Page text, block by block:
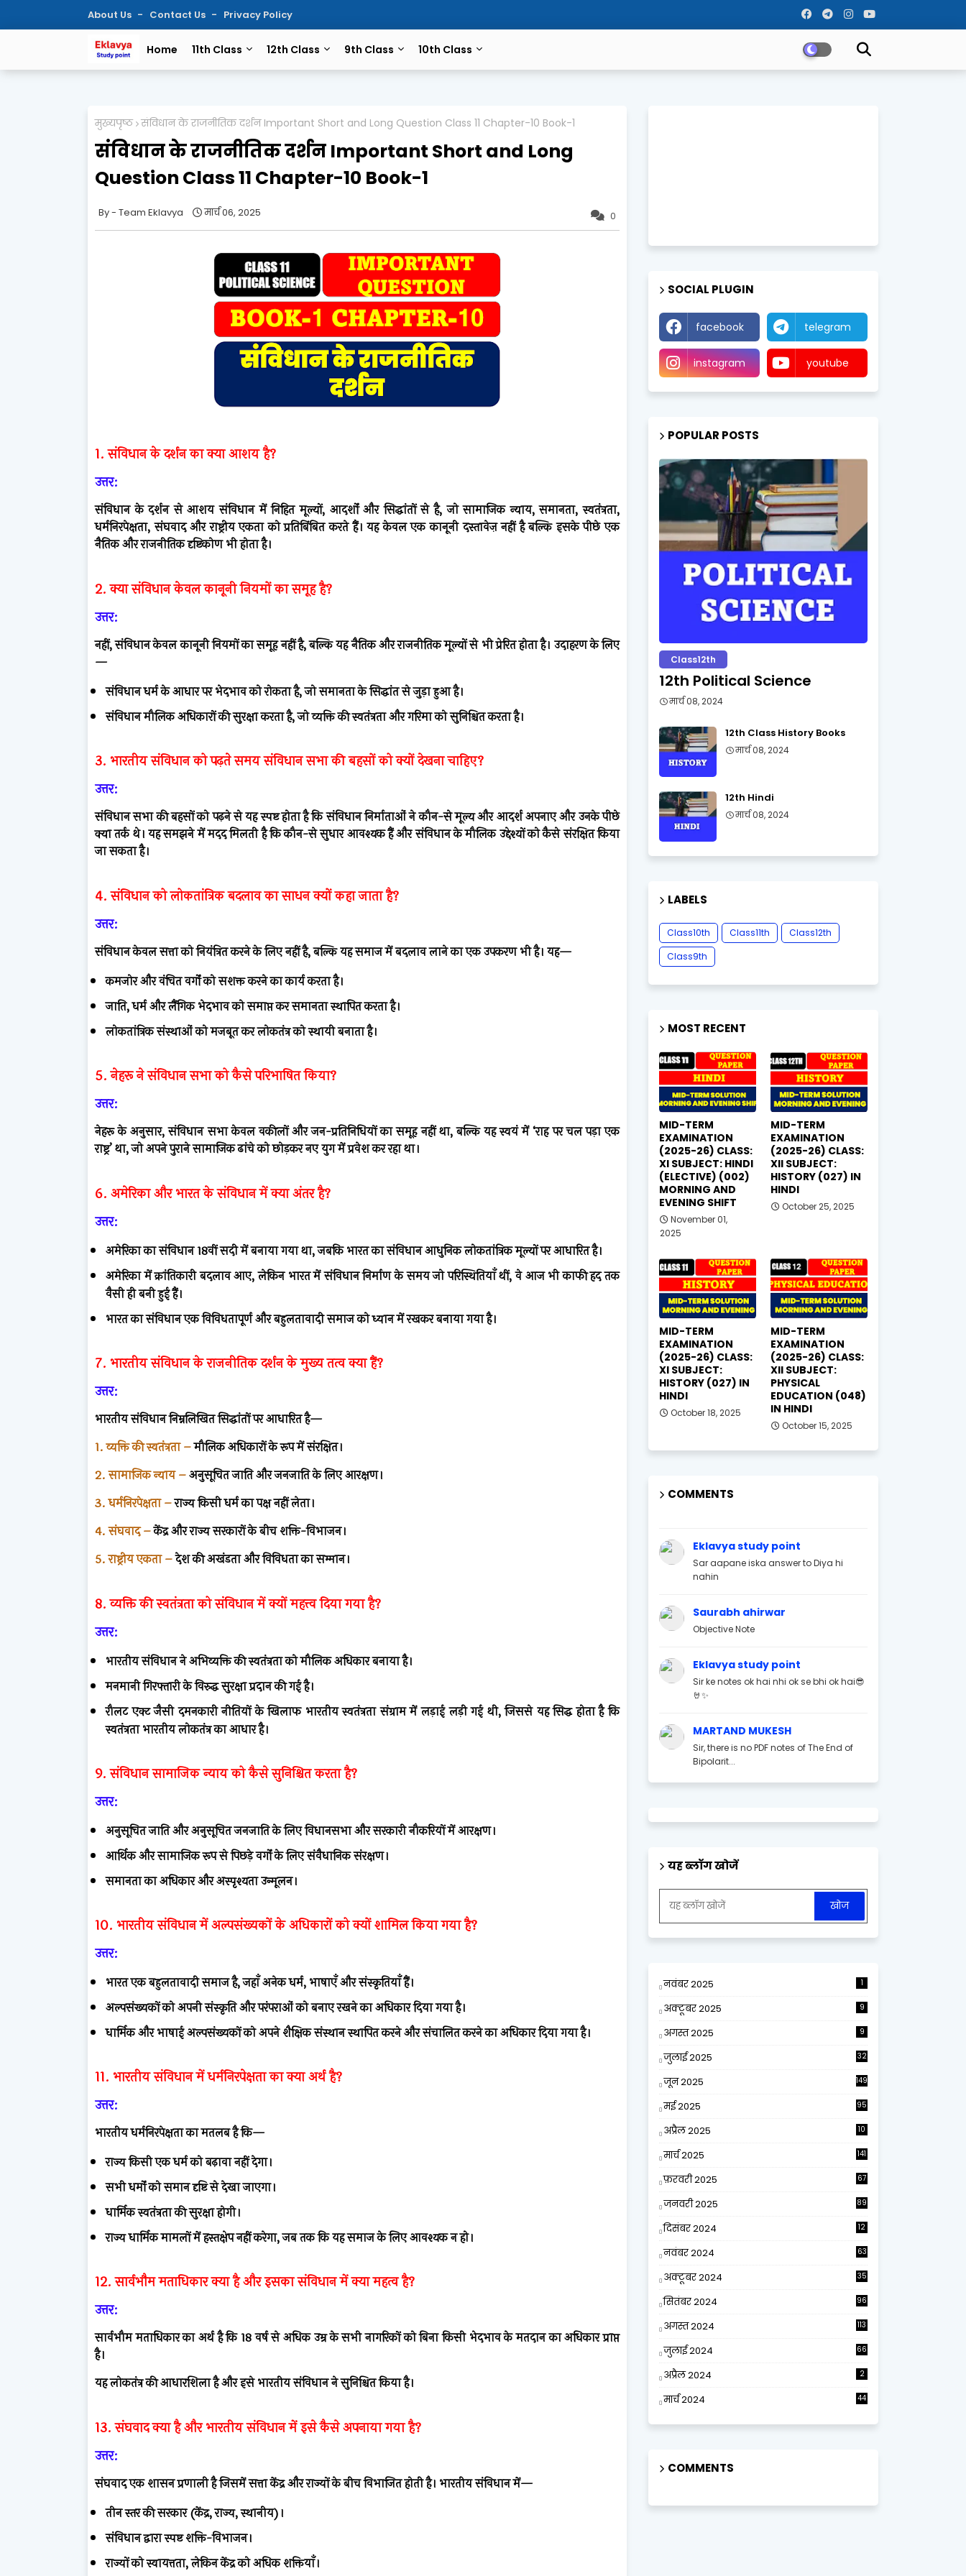
About Us Contact Us Privacy Policy
Home 11th Class 12th Class 9th Class 10th Class
मुख्यपृष्ठ संविधान के राजनीतिक दर्शन Important Short and Long Question Class 11 Chapter-10 Book-1
संविधान के राजनीतिक दर्शन Important Short and Long
Question Class 11 Chapter-10 Book-1
0
Team Eklavya मार्च 06, 2025
1. संविधान के दर्शन का क्या आशय है?
उत्तर:
संविधान के दर्शन से आशय संविधान में निहित मूल्यों, आदर्शों और सिद्धांतों से है, जो सामाजिक न्याय, समानता, स्वतंत्रता,
धर्मनिरपेक्षता, संघवाद और राष्ट्रीय एकता को प्रतिबिंबित करते हैं। यह केवल एक कानूनी दस्तावेज़ नहीं है बल्कि इसके पीछे एक
नैतिक और राजनीतिक दृष्टिकोण भी होता है।
2. क्या संविधान केवल कानूनी नियमों का समूह है?
उत्तर:
नहीं, संविधान केवल कानूनी नियमों का समूह नहीं है, बल्कि यह नैतिक और राजनीतिक मूल्यों से भी प्रेरित होता है। उदाहरण के लिए
—
संविधान धर्म के आधार पर भेदभाव को रोकता है, जो समानता के सिद्धांत से जुड़ा हुआ है।
संविधान मौलिक अधिकारों की सुरक्षा करता है, जो व्यक्ति की स्वतंत्रता और गरिमा को सुनिश्चित करता है।
3. भारतीय संविधान को पढ़ते समय संविधान सभा की बहसों को क्यों देखना चाहिए?
उत्तर:
संविधान सभा की बहसों को पढ़ने से यह स्पष्ट होता है कि संविधान निर्माताओं ने कौन-से मूल्य और आदर्श अपनाए और उनके पीछे
क्या तर्क थे। यह समझने में मदद मिलती है कि कौन-से सुधार आवश्यक हैं और संविधान के मौलिक उद्देश्यों को कैसे संरक्षित किया
जा सकता है।
4. संविधान को लोकतांत्रिक बदलाव का साधन क्यों कहा जाता है?
उत्तर:
संविधान केवल सत्ता को नियंत्रित करने के लिए नहीं है, बल्कि यह समाज में बदलाव लाने का एक उपकरण भी है। यह—
कमजोर और वंचित वर्गों को सशक्त करने का कार्य करता है।
जाति, धर्म और लैंगिक भेदभाव को समाप्त कर समानता स्थापित करता है।
लोकतांत्रिक संस्थाओं को मजबूत कर लोकतंत्र को स्थायी बनाता है।
5. नेहरू ने संविधान सभा को कैसे परिभाषित किया?
उत्तर:
नेहरू के अनुसार, संविधान सभा केवल वकीलों और जन-प्रतिनिधियों का समूह नहीं था, बल्कि यह स्वयं में ‘राह पर चल पड़ा एक
राष्ट्र’ था, जो अपने पुराने सामाजिक ढांचे को छोड़कर नए युग में प्रवेश कर रहा था।
6. अमेरिका और भारत के संविधान में क्या अंतर है?
उत्तर:
अमेरिका का संविधान 18वीं सदी में बनाया गया था, जबकि भारत का संविधान आधुनिक लोकतांत्रिक मूल्यों पर आधारित है।
अमेरिका में क्रांतिकारी बदलाव आए, लेकिन भारत में संविधान निर्माण के समय जो परिस्थितियाँ थीं, वे आज भी काफी हद तक
वैसी ही बनी हुई हैं।
भारत का संविधान एक विविधतापूर्ण और बहुलतावादी समाज को ध्यान में रखकर बनाया गया है।
7. भारतीय संविधान के राजनीतिक दर्शन के मुख्य तत्व क्या हैं?
उत्तर:
भारतीय संविधान निम्नलिखित सिद्धांतों पर आधारित है—
1. व्यक्ति की स्वतंत्रता –मौलिक अधिकारों के रूप में संरक्षित।
2. सामाजिक न्याय –अनुसूचित जाति और जनजाति के लिए आरक्षण।
3. धर्मनिरपेक्षता –राज्य किसी धर्म का पक्ष नहीं लेता।
4. संघवाद –केंद्र और राज्य सरकारों के बीच शक्ति-विभाजन।
5. राष्ट्रीय एकता –देश की अखंडता और विविधता का सम्मान।
8. व्यक्ति की स्वतंत्रता को संविधान में क्यों महत्त्व दिया गया है?
उत्तर:
भारतीय संविधान ने अभिव्यक्ति की स्वतंत्रता को मौलिक अधिकार बनाया है।
मनमानी गिरफ्तारी के विरुद्ध सुरक्षा प्रदान की गई है।
रौलट एक्ट जैसी दमनकारी नीतियों के खिलाफ भारतीय स्वतंत्रता संग्राम में लड़ाई लड़ी गई थी, जिससे यह सिद्ध होता है कि
स्वतंत्रता भारतीय लोकतंत्र का आधार है।
9. संविधान सामाजिक न्याय को कैसे सुनिश्चित करता है?
उत्तर:
अनुसूचित जाति और अनुसूचित जनजाति के लिए विधानसभा और सरकारी नौकरियों में आरक्षण।
आर्थिक और सामाजिक रूप से पिछड़े वर्गों के लिए संवैधानिक संरक्षण।
समानता का अधिकार और अस्पृश्यता उन्मूलन।
10. भारतीय संविधान में अल्पसंख्यकों के अधिकारों को क्यों शामिल किया गया है?
उत्तर:
भारत एक बहुलतावादी समाज है, जहाँ अनेक धर्म, भाषाएँ और संस्कृतियाँ हैं।
अल्पसंख्यकों को अपनी संस्कृति और परंपराओं को बनाए रखने का अधिकार दिया गया है।
धार्मिक और भाषाई अल्पसंख्यकों को अपने शैक्षिक संस्थान स्थापित करने और संचालित करने का अधिकार दिया गया है।
11. भारतीय संविधान में धर्मनिरपेक्षता का क्या अर्थ है?
उत्तर:
भारतीय धर्मनिरपेक्षता का मतलब है कि—
राज्य किसी एक धर्म को बढ़ावा नहीं देगा।
सभी धर्मों को समान दृष्टि से देखा जाएगा।
धार्मिक स्वतंत्रता की सुरक्षा होगी।
राज्य धार्मिक मामलों में हस्तक्षेप नहीं करेगा, जब तक कि यह समाज के लिए आवश्यक न हो।
12. सार्वभौम मताधिकार क्या है और इसका संविधान में क्या महत्व है?
उत्तर:
सार्वभौम मताधिकार का अर्थ है कि 18 वर्ष से अधिक उम्र के सभी नागरिकों को बिना किसी भेदभाव के मतदान का अधिकार प्राप्त
है।
यह लोकतंत्र की आधारशिला है और इसे भारतीय संविधान ने सुनिश्चित किया है।
13. संघवाद क्या है और भारतीय संविधान में इसे कैसे अपनाया गया है?
उत्तर:
संघवाद एक शासन प्रणाली है जिसमें सत्ता केंद्र और राज्यों के बीच विभाजित होती है। भारतीय संविधान में—
तीन स्तर की सरकार (केंद्र, राज्य, स्थानीय)।
संविधान द्वारा स्पष्ट शक्ति-विभाजन।
राज्यों को स्वायत्तता, लेकिन केंद्र को अधिक शक्तियाँ।
SOCIAL PLUGIN
facebook telegram
instagram youtube
POPULAR POSTS
Class12th
12th Political Science
मार्च 08, 2024
12th Class History Books
मार्च 08, 2024
12th Hindi
मार्च 08, 2024
LABELS
Class10th Class11th
Class12th
Class9th
MOST RECENT
MID-TERM
EXAMINATION
(2025-26) CLASS:
XI SUBJECT: HINDI
(ELECTIVE) (002)
MORNING AND
EVENING SHIFT
November 01,
2025
MID-TERM
EXAMINATION
(2025-26) CLASS:
XII SUBJECT:
HISTORY (027) IN
HINDI
October 25, 2025
MID-TERM
EXAMINATION
(2025-26) CLASS:
XI SUBJECT:
HISTORY (027) IN
HINDI
October 18, 2025
MID-TERM
EXAMINATION
(2025-26) CLASS:
XII SUBJECT:
PHYSICAL
EDUCATION (048)
IN HINDI
October 15, 2025
COMMENTS
Eklavya study point
Sar aapane iska answer to Diya hi
nahin
Saurabh ahirwar
Objective Note
Eklavya study point
Sir ke notes ok hai nhi ok se bhi ok hai😎
🤘✨
MARTAND MUKESH
Sir, there is no PDF notes of The End of
Bipolarit...
यह ब्लॉग खोजें
नवंबर 2025 1
अक्टूबर 2025 9
अगस्त 2025 9
जुलाई 2025 32
जून 2025 149
मई 2025 95
अप्रैल 2025
10
मार्च 2025 141
फ़रवरी 2025 67
जनवरी 2025 89
दिसंबर 2024
12
नवंबर 2024 63
अक्टूबर 2024 35
सितंबर 2024 96
अगस्त 2024 113
जुलाई 2024 66
अप्रैल 2024 2
मार्च 2024 44
COMMENTS